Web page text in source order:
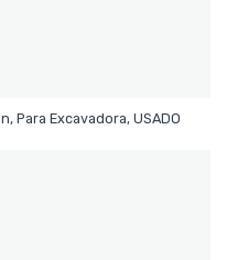
Para Excavadora, USADO